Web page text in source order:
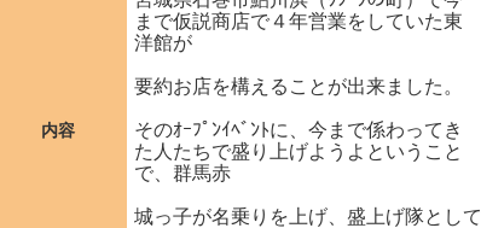
内容
まで仮説商店で４年営業をしていた東
洋館が
要約お店を構えることが出来ました。
そのｵｰﾌﾟﾝｲﾍﾞﾝﾄに、今まで係わってき
た人たちで盛り上げようよということ
で、群馬赤
城っ子が名乗りを上げ、盛上げ隊として